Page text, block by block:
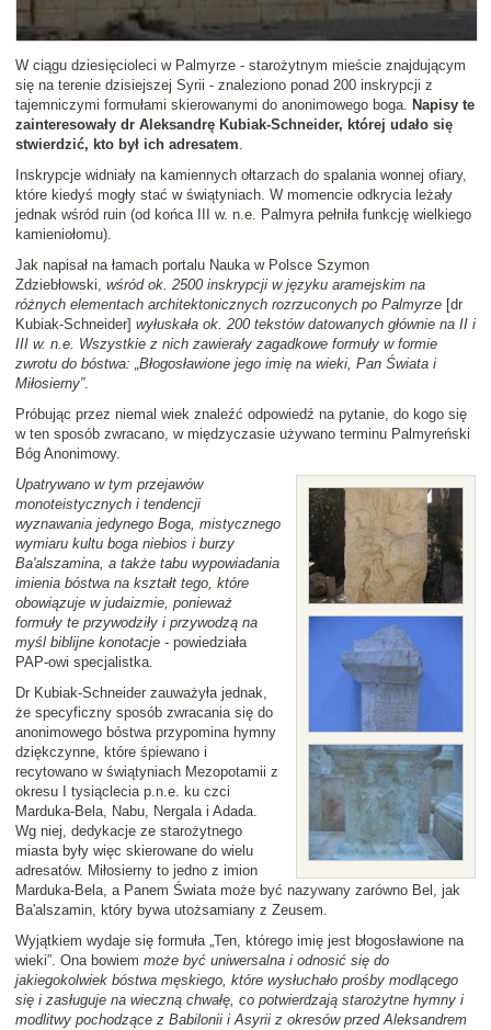
W ciągu dziesięcioleci w Palmyrze - starożytnym mieście znajdującym
się na terenie dzisiejszej Syrii - znaleziono ponad 200 inskrypcji z
tajemniczymi formułami skierowanymi do anonimowego boga. Napisy te
zainteresowały dr Aleksandrę Kubiak-Schneider, której udało się
stwierdzić, kto był ich adresatem.
Inskrypcje widniały na kamiennych ołtarzach do spalania wonnej ofiary,
które kiedyś mogły stać w świątyniach. W momencie odkrycia leżały
jednak wśród ruin (od końca III w. n.e. Palmyra pełniła funkcję wielkiego
kamieniołomu).
Jak napisał na łamach portalu Nauka w Polsce Szymon
Zdziebłowski, wśród ok. 2500 inskrypcji w języku aramejskim na
różnych elementach architektonicznych rozrzuconych po Palmyrze [dr
Kubiak-Schneider] wyłuskała ok. 200 tekstów datowanych głównie na II i
III w. n.e. Wszystkie z nich zawierały zagadkowe formuły w formie
zwrotu do bóstwa: „Błogosławione jego imię na wieki, Pan Świata i
Miłosierny”.
Próbując przez niemal wiek znaleźć odpowiedź na pytanie, do kogo się
w ten sposób zwracano, w międzyczasie używano terminu Palmyreński
Bóg Anonimowy.
Upatrywano w tym przejawów
monoteistycznych i tendencji
wyznawania jedynego Boga, mistycznego
wymiaru kultu boga niebios i burzy
Ba'alszamina, a także tabu wypowiadania
imienia bóstwa na kształt tego, które
obowiązuje w judaizmie, ponieważ
formuły te przywodziły i przywodzą na
myśl biblijne konotacje - powiedziała
PAP-owi specjalistka.
Dr Kubiak-Schneider zauważyła jednak,
że specyficzny sposób zwracania się do
anonimowego bóstwa przypomina hymny
dziękczynne, które śpiewano i
recytowano w świątyniach Mezopotamii z
okresu I tysiąclecia p.n.e. ku czci
Marduka-Bela, Nabu, Nergala i Adada.
Wg niej, dedykacje ze starożytnego
miasta były więc skierowane do wielu
adresatów. Miłosierny to jedno z imion
Marduka-Bela, a Panem Świata może być nazywany zarówno Bel, jak
Ba'alszamin, który bywa utożsamiany z Zeusem.
Wyjątkiem wydaje się formuła „Ten, którego imię jest błogosławione na
wieki”. Ona bowiem może być uniwersalna i odnosić się do
jakiegokolwiek bóstwa męskiego, które wysłuchało prośby modlącego
się i zasługuje na wieczną chwałę, co potwierdzają starożytne hymny i
modlitwy pochodzące z Babilonii i Asyrii z okresów przed Aleksandrem